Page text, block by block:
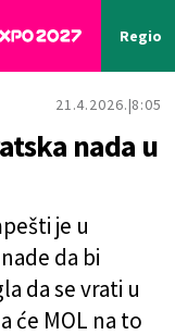
Region
21.4.2026. 8:05
nada u
je u
da bi
da se vrati u
će MOL na to